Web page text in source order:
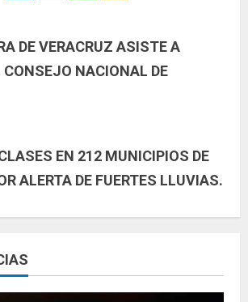
DE VERACRUZ ASISTE A
CONSEJO NACIONAL DE
EN 212 MUNICIPIOS DE
ALERTA DE FUERTES LLUVIAS.